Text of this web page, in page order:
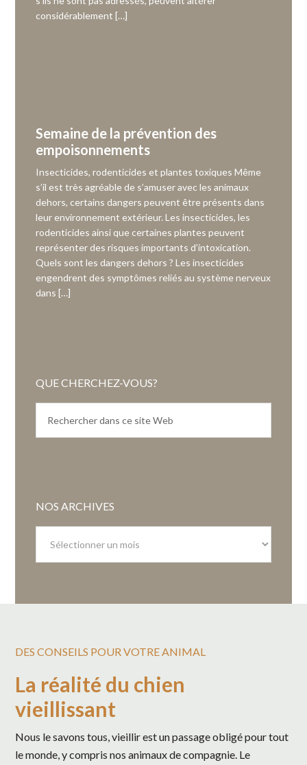
considérablement […]
Semaine de la prévention des
empoisonnements
Insecticides, rodenticides et plantes toxiques Même
s’il est très agréable de s’amuser avec les animaux
dehors, certains dangers peuvent être présents dans
leur environnement extérieur. Les insecticides, les
rodenticides ainsi que certaines plantes peuvent
représenter des risques importants d’intoxication.
Quels sont les dangers dehors ? Les insecticides
engendrent des symptômes reliés au système nerveux
dans […]
QUE CHERCHEZ-VOUS?
NOS ARCHIVES
archives
DES CONSEILS POUR VOTRE ANIMAL
La réalité du chien
vieillissant
Nous le savons tous, vieillir est un passage obligé pour tout
le monde, y compris nos animaux de compagnie. Le